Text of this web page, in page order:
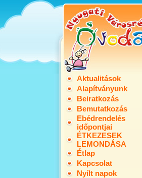
Aktualitások
Alapítványunk
Beiratkozás
Bemutatkozás
Ebédrendelés
időpontjai
ÉTKEZESEK
LEMONDÁSA
Étlap
Kapcsolat
Nyílt napok